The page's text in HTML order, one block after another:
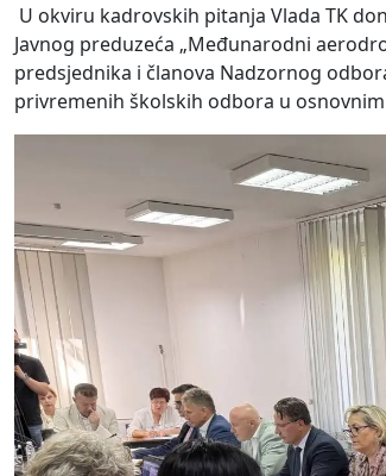
U okviru kadrovskih pitanja Vlada TK
Javnog preduzeća „Međunarodni
predsjednika i članova Nadzornog
privremenih školskih odbora u